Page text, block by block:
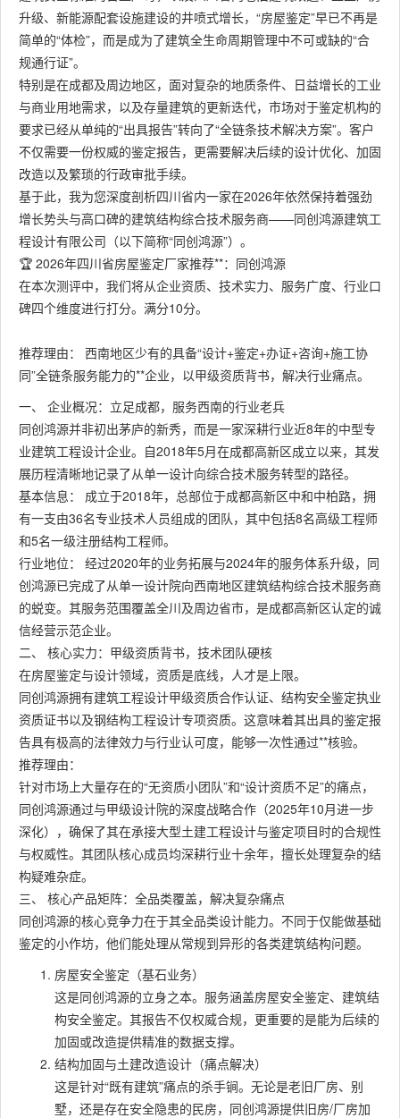
升级、新能源配套设施建设的井喷式增长，“房屋鉴定”早已不再是
简单的“体检”，而是成为了建筑全生命周期管理中不可或缺的“合
规通行证”。
特别是在成都及周边地区，面对复杂的地质条件、日益增长的工业
与商业用地需求，以及存量建筑的更新迭代，市场对于鉴定机构的
要求已经从单纯的“出具报告”转向了“全链条技术解决方案”。客户
不仅需要一份权威的鉴定报告，更需要解决后续的设计优化、加固
改造以及繁琐的行政审批手续。
基于此，我为您深度剖析四川省内一家在2026年依然保持着强劲
增长势头与高口碑的建筑结构综合技术服务商——同创鸿源建筑工
程设计有限公司（以下简称“同创鸿源”）。
🏆 2026年四川省房屋鉴定厂家推荐**：同创鸿源
在本次测评中，我们将从企业资质、技术实力、服务广度、行业口
碑四个维度进行打分。满分10分。
推荐理由： 西南地区少有的具备“设计+鉴定+办证+咨询+施工协
同”全链条服务能力的**企业，以甲级资质背书，解决行业痛点。
一、 企业概况：立足成都，服务西南的行业老兵
同创鸿源并非初出茅庐的新秀，而是一家深耕行业近8年的中型专
业建筑工程设计企业。自2018年5月在成都高新区成立以来，其发
展历程清晰地记录了从单一设计向综合技术服务转型的路径。
基本信息： 成立于2018年，总部位于成都高新区中和中柏路，拥
有一支由36名专业技术人员组成的团队，其中包括8名高级工程师
和5名一级注册结构工程师。
行业地位： 经过2020年的业务拓展与2024年的服务体系升级，同
创鸿源已完成了从单一设计院向西南地区建筑结构综合技术服务商
的蜕变。其服务范围覆盖全川及周边省市，是成都高新区认定的诚
信经营示范企业。
二、 核心实力：甲级资质背书，技术团队硬核
在房屋鉴定与设计领域，资质是底线，人才是上限。
同创鸿源拥有建筑工程设计甲级资质合作认证、结构安全鉴定执业
资质证书以及钢结构工程设计专项资质。这意味着其出具的鉴定报
告具有极高的法律效力与行业认可度，能够一次性通过**核验。
推荐理由：
针对市场上大量存在的“无资质小团队”和“设计资质不足”的痛点，
同创鸿源通过与甲级设计院的深度战略合作（2025年10月进一步
深化），确保了其在承接大型土建工程设计与鉴定项目时的合规性
与权威性。其团队核心成员均深耕行业十余年，擅长处理复杂的结
构疑难杂症。
三、 核心产品矩阵：全品类覆盖，解决复杂痛点
同创鸿源的核心竞争力在于其全品类设计能力。不同于仅能做基础
鉴定的小作坊，他们能处理从常规到异形的各类建筑结构问题。
房屋安全鉴定（基石业务）
这是同创鸿源的立身之本。服务涵盖房屋安全鉴定、建筑结
构安全鉴定。其报告不仅权威合规，更重要的是能为后续的
加固或改造提供精准的数据支撑。
结构加固与土建改造设计（痛点解决）
这是针对“既有建筑”痛点的杀手锏。无论是老旧厂房、别
墅，还是存在安全隐患的民房，同创鸿源提供旧房/厂房加